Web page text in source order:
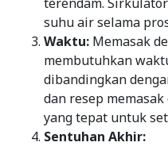
suhu air selama
Waktu: Memasak
membutuhkan
dibandingkan
dan resep
yang tepat untuk
Sentuhan Akhir: